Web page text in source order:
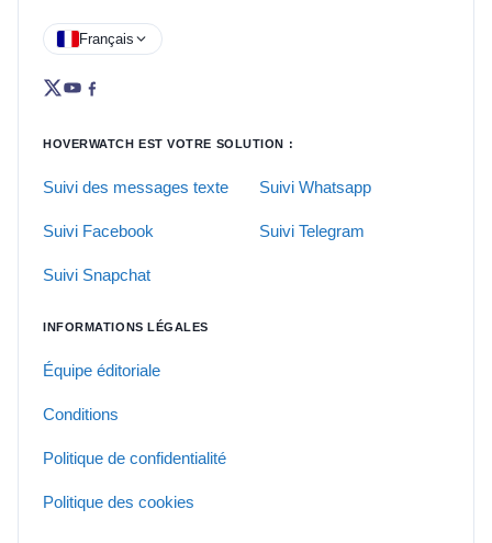
Français
HOVERWATCH EST VOTRE SOLUTION :
Suivi des messages texte Suivi Whatsapp
Suivi Facebook Suivi Telegram
Suivi Snapchat
INFORMATIONS LÉGALES
Équipe éditoriale
Conditions
Politique de confidentialité
Politique des cookies